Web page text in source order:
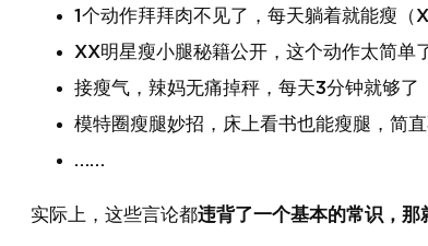
1个动作拜拜肉不见了，每天躺着就能瘦（
XX明星瘦小腿秘籍公开，这个动作太简单
接瘦气，辣妈无痛掉秤，每天3分钟就够了
模特圈瘦腿妙招，床上看书也能瘦腿，简
……
实际上，这些言论都违背了一个基本的常识，那